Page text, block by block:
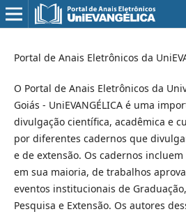
Portal de Anais Eletrônicos da
O Portal de Anais Eletrônicos da
Goiás - UniEVANGÉLICA é uma
divulgação científica, acadêmica e
por diferentes cadernos que
e de extensão. Os cadernos
em sua maioria, de trabalhos
eventos institucionais de
Pesquisa e Extensão. Os autores